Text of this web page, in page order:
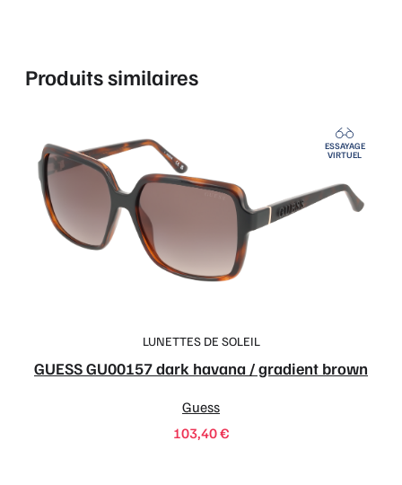
Produits similaires
LUNETTES DE SOLEIL
GUESS GU00157 dark havana / gradient brown
Guess
103,40€
ESSAYAGE
VIRTUEL